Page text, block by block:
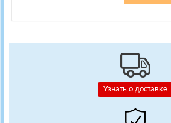
Узнать о доставке